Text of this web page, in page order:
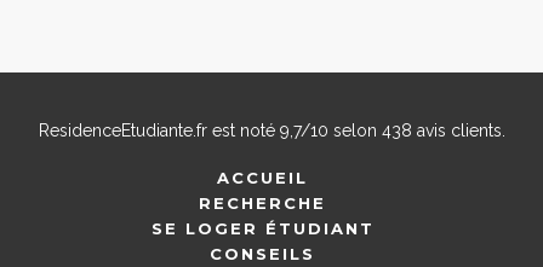
ResidenceEtudiante.frest noté 9,7/10 selon 438 avis clients.
ACCUEIL
RECHERCHE
SE LOGER ÉTUDIANT
CONSEILS